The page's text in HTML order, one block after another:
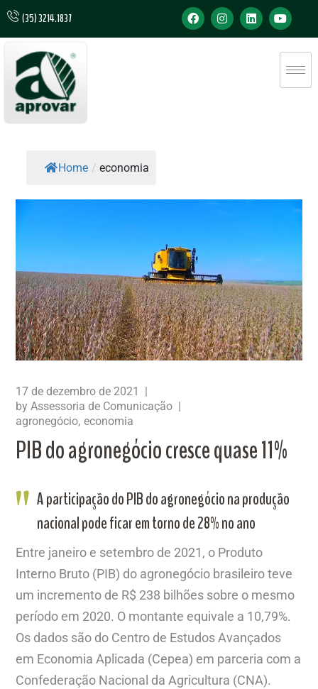
(35) 3214.1837
Home / economia
17 de dezembro de 2021
byAssessoria de Comunicação
agronegócio economia
PIB do agronegócio cresce quase 11%
A participação do PIB do agronegócio na produção
nacional pode ficar em torno de 28% no ano
Entre janeiro e setembro de 2021, o Produto
Interno Bruto (PIB) do agronegócio brasileiro teve
um incremento de R$ 238 bilhões sobre o mesmo
período em 2020. O montante equivale a 10,79%.
Os dados são do Centro de Estudos Avançados
em Economia Aplicada (Cepea) em parceria com a
Confederação Nacional da Agricultura (CNA).